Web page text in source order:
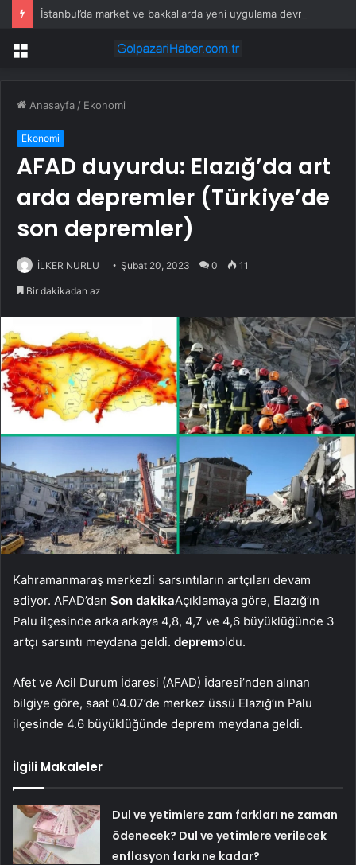
Menü
Anasayfa / Ekonomi
Ekonomi
AFAD duyurdu: Elazığ’da art
arda depremler (Türkiye’de
son depremler)
İLKER NURLU Şubat 20, 2023 0 11
Bir dakikadan az
Kahramanmaraş merkezli sarsıntıların artçıları devam
ediyor. AFAD’dan Son dakikaAçıklamaya göre, Elazığ’ın
Palu ilçesinde arka arkaya 4,8, 4,7 ve 4,6 büyüklüğünde 3
artçı sarsıntı meydana geldi. depremoldu.
Afet ve Acil Durum İdaresi (AFAD) İdaresi’nden alınan
bilgiye göre, saat 04.07’de merkez üssü Elazığ’ın Palu
ilçesinde 4.6 büyüklüğünde deprem meydana geldi.
İlgili Makaleler
Dul ve yetimlere zam farkları ne zaman
ödenecek? Dul ve yetimlere verilecek
enflasyon farkı ne kadar?